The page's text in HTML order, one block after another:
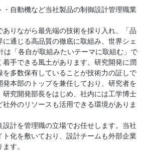
自動機など当社製品の制御設計管理職業
りながら最先端の技術を採り入れ、「品
通じる高品質の徹底に取組み、世界シェ
「各自が取組みたいテーマに取組む」で
手できる風土があります。研究開発に潤
多数保有していることが技術力の証しで
本部のトップを兼任しており、研究者を
究開発部長をはじめ、社内には工学博士
外のリソースも活用できる環境がありま
計を管理職の立場でお任せします。当社
化を敷いており、設計チームも外部企業
す。